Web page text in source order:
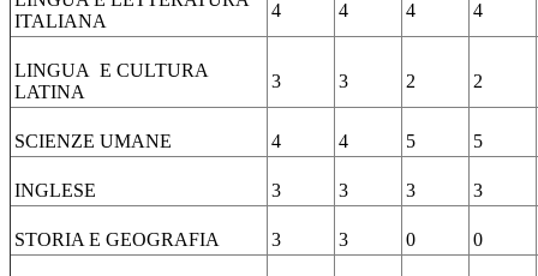
ITALIANA
4 4 4 4
LINGUA E CULTURA
LATINA
3 3 2 2
SCIENZE UMANE 4 4 5 5
INGLESE 3 3 3 3
STORIA E GEOGRAFIA 3 3 0 0